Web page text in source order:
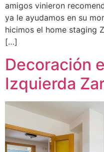
amigos vinieron
ya le ayudamos en su
hicimos el home staging
[…]
Decoración
Izquierda